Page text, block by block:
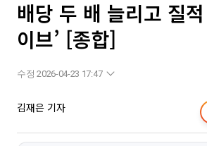
배당 두 배 늘리고 질
이브’ [종합]
수정 2026-04-23 17:47
김재은 기자